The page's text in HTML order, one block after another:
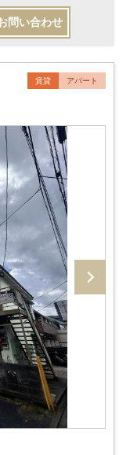
問い合わせ
賃貸 アパート